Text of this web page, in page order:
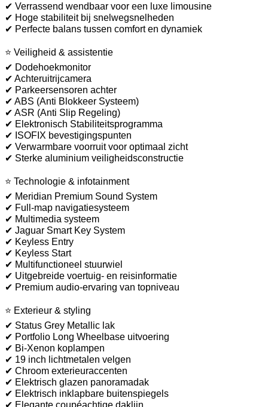
✔ Verrassend wendbaar voor een luxe limousine
✔ Hoge stabiliteit bij snelwegsnelheden
✔ Perfecte balans tussen comfort en dynamiek
⭐ Veiligheid & assistentie
✔ Dodehoekmonitor
✔ Achteruitrijcamera
✔ Parkeersensoren achter
✔ ABS (Anti Blokkeer Systeem)
✔ ASR (Anti Slip Regeling)
✔ Elektronisch Stabiliteitsprogramma
✔ ISOFIX bevestigingspunten
✔ Verwarmbare voorruit voor optimaal zicht
✔ Sterke aluminium veiligheidsconstructie
⭐ Technologie & infotainment
✔ Meridian Premium Sound System
✔ Full-map navigatiesysteem
✔ Multimedia systeem
✔ Jaguar Smart Key System
✔ Keyless Entry
✔ Keyless Start
✔ Multifunctioneel stuurwiel
✔ Uitgebreide voertuig- en reisinformatie
✔ Premium audio-ervaring van topniveau
⭐ Exterieur & styling
✔ Status Grey Metallic lak
✔ Portfolio Long Wheelbase uitvoering
✔ Bi-Xenon koplampen
✔ 19 inch lichtmetalen velgen
✔ Chroom exterieuraccenten
✔ Elektrisch glazen panoramadak
✔ Elektrisch inklapbare buitenspiegels